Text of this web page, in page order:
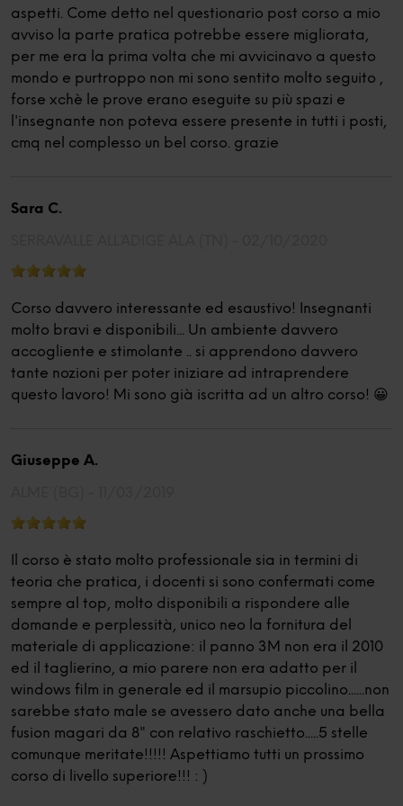
aspetti. Come detto nel questionario post corso a mio
avviso la parte pratica potrebbe essere migliorata,
per me era la prima volta che mi avvicinavo a questo
mondo e purtroppo non mi sono sentito molto seguito ,
forse xchè le prove erano eseguite su più spazi e
l'insegnante non poteva essere presente in tutti i posti,
cmq nel complesso un bel corso. grazie
Sara C.
Corso davvero interessante ed esaustivo! Insegnanti
molto bravi e disponibili... Un ambiente davvero
accogliente e stimolante .. si apprendono davvero
tante nozioni per poter iniziare ad intraprendere
questo lavoro! Mi sono già iscritta ad un altro corso! 😀
Giuseppe A.
Il corso è stato molto professionale sia in termini di
teoria che pratica, i docenti si sono confermati come
sempre al top, molto disponibili a rispondere alle
domande e perplessità, unico neo la fornitura del
materiale di applicazione: il panno 3M non era il 2010
ed il taglierino, a mio parere non era adatto per il
windows film in generale ed il marsupio piccolino......non
sarebbe stato male se avessero dato anche una bella
fusion magari da 8" con relativo raschietto.....5 stelle
comunque meritate!!!!! Aspettiamo tutti un prossimo
corso di livello superiore!!! : )